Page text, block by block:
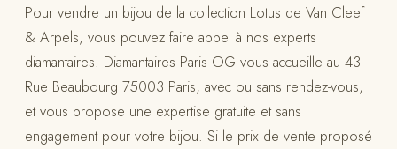
Pour vendre un bijou de la collection Lotus de Van Cleef
& Arpels, vous pouvez faire appel à nos experts
diamantaires. Diamantaires Paris OG vous accueille au 43
Rue Beaubourg 75003 Paris, avec ou sans rendez-vous,
et vous propose une expertise gratuite et sans
engagement pour votre bijou. Si le prix de vente proposé